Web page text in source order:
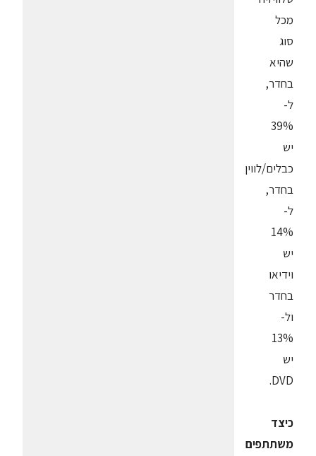
מכל
סוג
שהיא
בחדר,
ל-
39%
יש
כבלים/לווין
בחדר,
ל-
14%
יש
וידיאו
בחדר
ול-
13%
יש
DVD.
כיצד
משתתפים